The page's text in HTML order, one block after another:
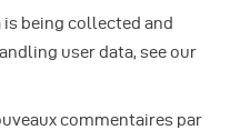
is being collected and
user data, see our
commentaires par